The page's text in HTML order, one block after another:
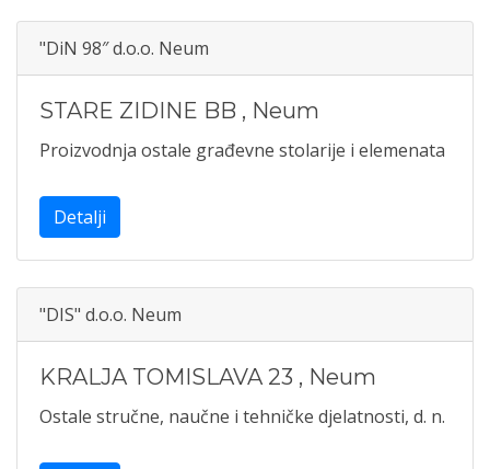
"DiN 98″ d.o.o. Neum
STARE ZIDINE BB , Neum
Proizvodnja ostale građevne stolarije i elemenata
Detalji
"DIS" d.o.o. Neum
KRALJA TOMISLAVA 23 , Neum
Ostale stručne, naučne i tehničke djelatnosti, d. n.